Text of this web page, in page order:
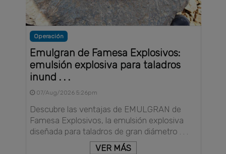
Operación
Emulgran de Famesa Explosivos:
emulsión explosiva para taladros
inund . . .
07/Aug/2026 5:26pm
Descubre las ventajas de EMULGRAN de
Famesa Explosivos, la emulsión explosiva
diseñada para taladros de gran diámetro . . .
VER MÁS